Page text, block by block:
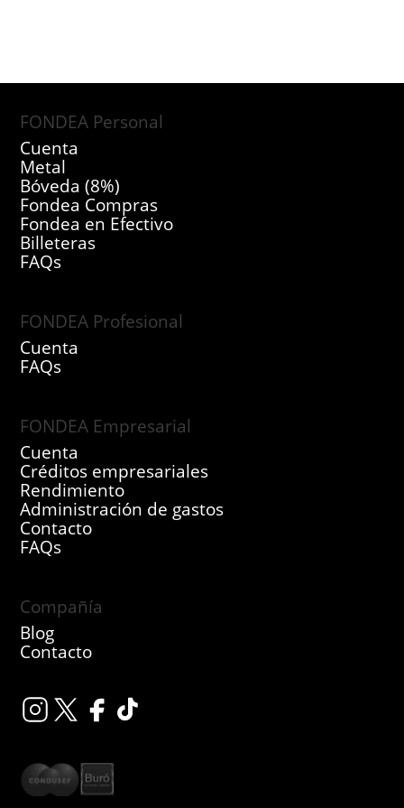
FONDEA Personal
Cuenta
Metal
Bóveda (8%)
Fondea Compras
Fondea en Efectivo
Billeteras
FAQs
FONDEA Profesional
Cuenta
FAQs
FONDEA Empresarial
Cuenta
Créditos empresariales
Rendimiento
Administración de gastos
Contacto
FAQs
Compañía
Blog
Contacto